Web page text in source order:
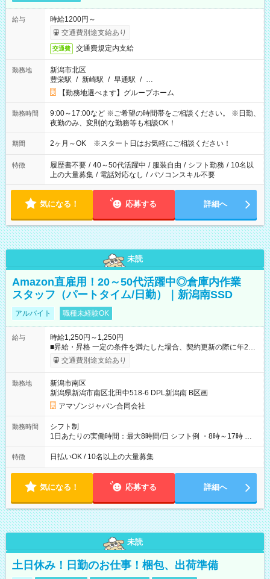
給与
時給1200円～
交通費別途支給あり
交通費 交通費規定内支給
勤務地
新潟市北区
豊栄駅 / 新崎駅 / 早通駅 / …
【勤務地選べます】グループホーム
勤務時間
9:00～17:00など ※ご希望の時間帯をご相談ください。 ※日勤、
夜勤のみ、変則的な勤務等も相談OK！
期間 2ヶ月～OK ※スタート日はお気軽にご相談ください！
特徴 履歴書不要 / 40～50代活躍中 / 服装自由 / シフト勤務 / 10名以
上の大量募集 / 電話対応なし / パソコンスキル不要
気になる！ 応募する 詳細へ
未読
Amazon直雇用！20～50代活躍中◎倉庫内作業
スタッフ（パートタイム/日勤）｜新潟南SSD
アルバイト 職種未経験OK
給与
時給1,250円～1,250円
■昇給・昇格 一定の条件を満たした場合、契約更新の際に年2回
まで昇給の機会があります。 ■正社員登用制度あり ※月末締/翌
月25日支払い ※時間外手当、別途支給 ※深夜割増賃金 (22:00～
☆Amazon直雇用で安定して働けます！ 【試用期間】試用期間
あり 試用期間の長さ：1週間 雇用形態、給与は本採用時と同じ
です。
交通費別途支給あり
勤務地
新潟市南区
新潟県新潟市南区北田中518-6 DPL新潟南 B区画
アマゾンジャパン合同会社
勤務時間
シフト制
1日あたりの実働時間：最大8時間/日 シフト例 ・8時～17時 ・
12時～21時
特徴 日払いOK / 10名以上の大量募集
気になる！ 応募する 詳細へ
未読
土日休み！日勤のお仕事！梱包、出荷準備